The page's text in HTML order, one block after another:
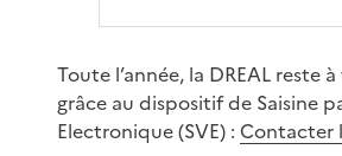
Toute l’année, la DREAL reste
grâce au dispositif de Saisine
Electronique (SVE) : Contacter